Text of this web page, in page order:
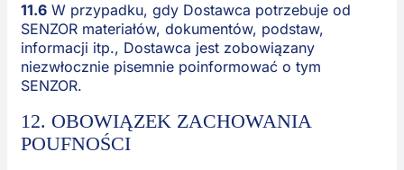
11.6W przypadku, gdy Dostawca potrzebuje od
SENZOR materiałów, dokumentów, podstaw,
informacji itp., Dostawca jest zobowiązany
niezwłocznie pisemnie poinformować o tym
SENZOR.
12. OBOWIĄZEK ZACHOWANIA
POUFNOŚCI